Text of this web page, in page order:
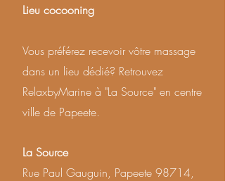
Lieu cocooning
Vous préférez recevoir vôtre massage
dans un lieu dédié? Retrouvez
RelaxbyMarine à "La Source" en centre
ville de Papeete.
La Source
Rue Paul Gauguin, Papeete 98714,